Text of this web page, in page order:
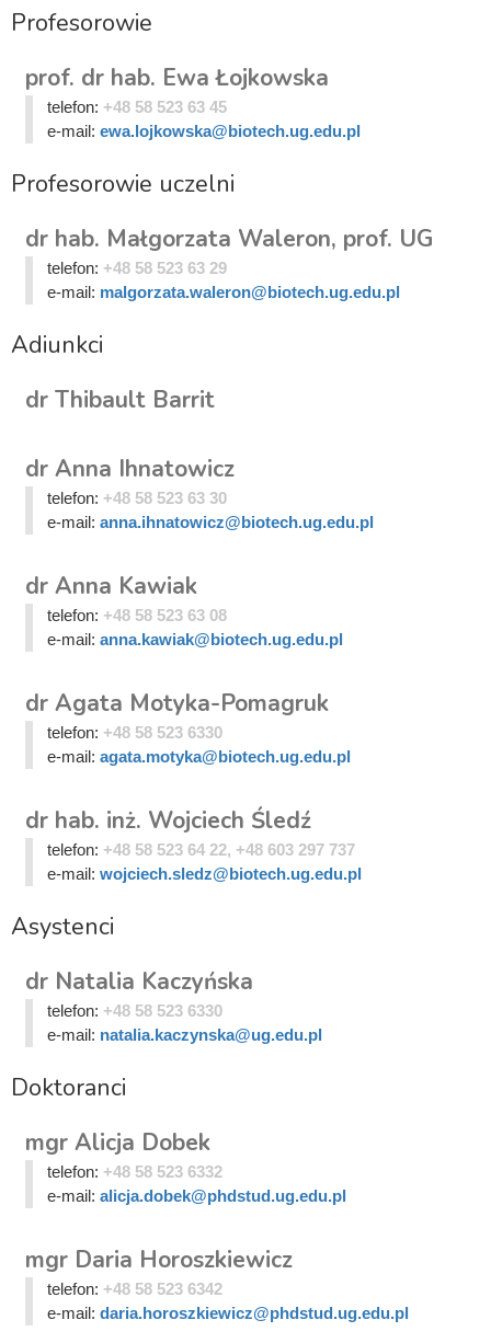
Profesorowie
prof. dr hab. Ewa Łojkowska
telefon: +48 58 523 63 45
e-mail: ewa.lojkowska@biotech.ug.edu.pl
Profesorowie uczelni
dr hab. Małgorzata Waleron, prof. UG
telefon: +48 58 523 63 29
e-mail: malgorzata.waleron@biotech.ug.edu.pl
Adiunkci
dr Thibault Barrit
dr Anna Ihnatowicz
telefon: +48 58 523 63 30
e-mail: anna.ihnatowicz@biotech.ug.edu.pl
dr Anna Kawiak
telefon: +48 58 523 63 08
e-mail: anna.kawiak@biotech.ug.edu.pl
dr Agata Motyka-Pomagruk
telefon: +48 58 523 6330
e-mail: agata.motyka@biotech.ug.edu.pl
dr hab. inż. Wojciech Śledź
telefon: +48 58 523 64 22, +48 603 297 737
e-mail: wojciech.sledz@biotech.ug.edu.pl
Asystenci
dr Natalia Kaczyńska
telefon: +48 58 523 6330
e-mail: natalia.kaczynska@ug.edu.pl
Doktoranci
mgr Alicja Dobek
telefon: +48 58 523 6332
e-mail: alicja.dobek@phdstud.ug.edu.pl
mgr Daria Horoszkiewicz
telefon: +48 58 523 6342
e-mail: daria.horoszkiewicz@phdstud.ug.edu.pl